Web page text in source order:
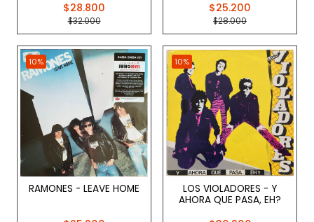
$28.800
$32.000
$25.200
$28.000
10%
RAMONES - LEAVE HOME
10%
LOS VIOLADORES - Y
AHORA QUE PASA, EH?